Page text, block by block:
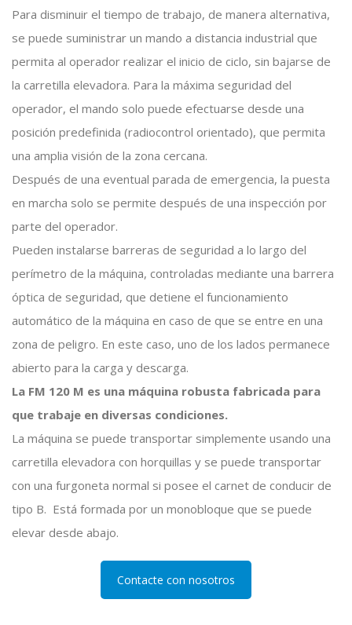
Para disminuir el tiempo de trabajo, de manera alternativa,
se puede suministrar un mando a distancia industrial que
permita al operador realizar el inicio de ciclo, sin bajarse de
la carretilla elevadora. Para la máxima seguridad del
operador, el mando solo puede efectuarse desde una
posición predefinida (radiocontrol orientado), que permita
una amplia visión de la zona cercana.
Después de una eventual parada de emergencia, la puesta
en marcha solo se permite después de una inspección por
parte del operador.
Pueden instalarse barreras de seguridad a lo largo del
perímetro de la máquina, controladas mediante una barrera
óptica de seguridad, que detiene el funcionamiento
automático de la máquina en caso de que se entre en una
zona de peligro. En este caso, uno de los lados permanece
abierto para la carga y descarga.
La FM 120 M es una máquina robusta fabricada para
que trabaje en diversas condiciones.
La máquina se puede transportar simplemente usando una
carretilla elevadora con horquillas y se puede transportar
con una furgoneta normal si posee el carnet de conducir de
tipo B. Está formada por un monobloque que se puede
elevar desde abajo.
Contacte con nosotros